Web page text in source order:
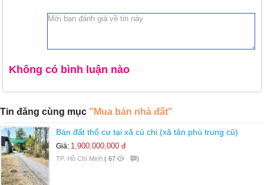
Không có bình luận nào
Tin đăng cùng mục "Mua bán nhà đất"
Bán đất thổ cư tại xã củ chi (xã tân phú trung cũ)
Giá: 1,900,000,000 đ
TP. Hồ Chí Minh ( 67 )